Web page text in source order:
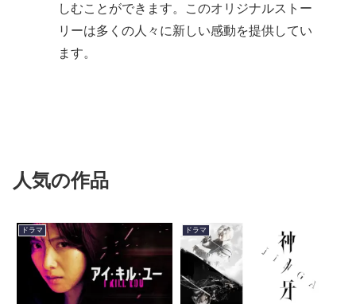
しむことができます。このオリジナルストー
リーは多くの人々に新しい感動を提供してい
ます。
人気の作品
ドラマ ドラマ